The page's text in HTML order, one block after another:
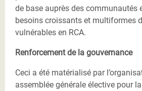
de base auprès des communautés
besoins croissants et multiformes
vulnérables en RCA.
Renforcement de la gouvernance
Ceci a été matérialisé par
assemblée générale élective pour